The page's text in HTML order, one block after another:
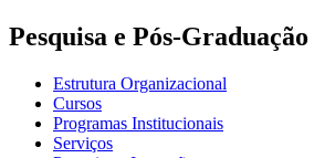
Pesquisa e Pós-Graduação
Estrutura Organizacional
Cursos
Programas Institucionais
Serviços